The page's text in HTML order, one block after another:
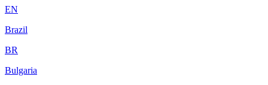
EN
Brazil
BR
Bulgaria